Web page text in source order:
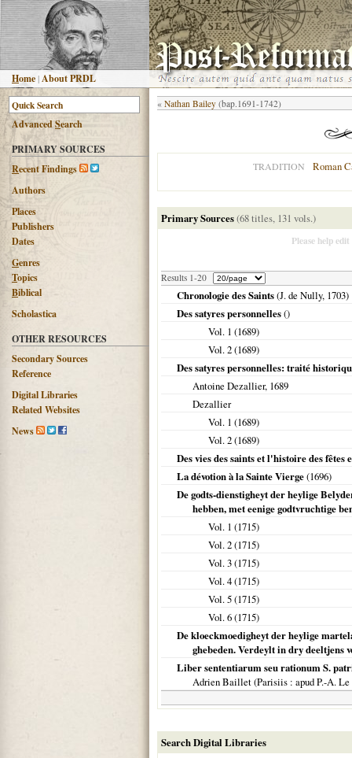
Home |About PRDL
AdvancedSearch
PRIMARY SOURCES
Recent Findings
Authors
Places
Publishers
Dates
Genres
Topics
Biblical
Scholastica
OTHER RESOURCES
Secondary Sources
Reference
Digital Libraries
Related Websites
News
« Nathan Bailey (bap.1691-1742)
TRADITION Roman
Primary Sources(68 titles, 131 vols.)
Please help
Results 1-20
Chronologie des Saints(J. de Nully, 1703)
Des satyres personnelles()
Vol. 1 (1689)
Vol. 2 (1689)
Des satyres personnelles: traité
Antoine Dezallier, 1689
Dezallier
Vol. 1 (1689)
Vol. 2 (1689)
Des vies des saints et l'histoire des fêtes
La dévotion à la Sainte Vierge(1696)
De godts-dienstigheyt der heylige
hebben, met eenige godtvruchtige
Vol. 1 (1715)
Vol. 2 (1715)
Vol. 3 (1715)
Vol. 4 (1715)
Vol. 5 (1715)
Vol. 6 (1715)
De kloeckmoedigheyt der heylige
ghebeden. Verdeylt in dry deeltjens
Liber sententiarum seu rationum S.
Adrien Baillet (Parisiis : apud P.-A.
Search Digital Libraries